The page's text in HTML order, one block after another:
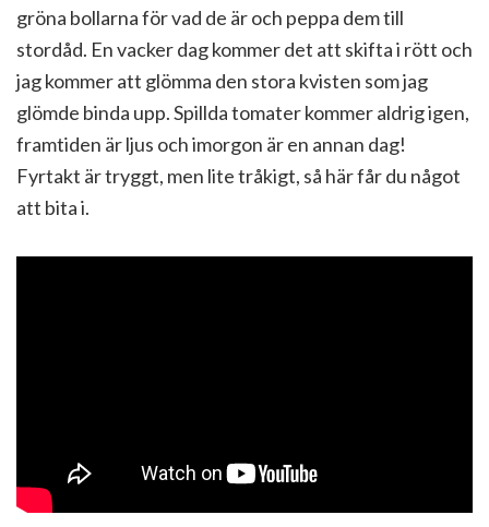
gröna bollarna för vad de är och peppa dem till
stordåd. En vacker dag kommer det att skifta i rött och
jag kommer att glömma den stora kvisten som jag
glömde binda upp. Spillda tomater kommer aldrig igen,
framtiden är ljus och imorgon är en annan dag!
Fyrtakt är tryggt, men lite tråkigt, så här får du något
att bita i.